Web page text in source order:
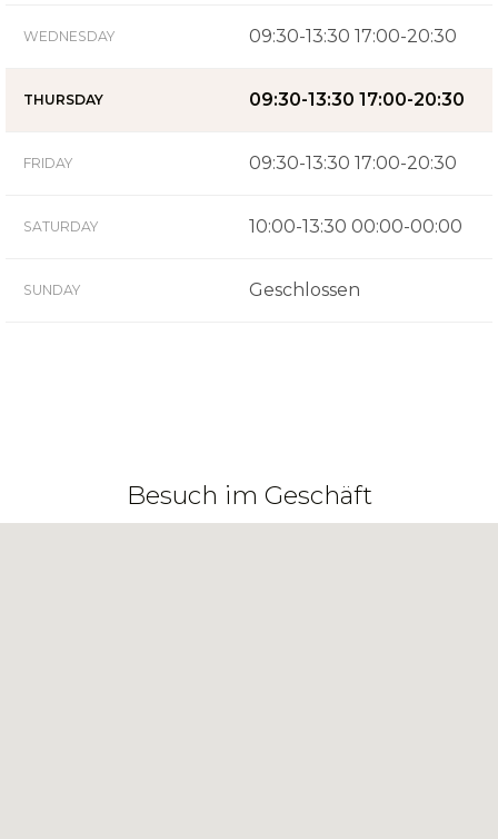
WEDNESDAY 09:30-13:30 17:00-20:30
THURSDAY 09:30-13:30 17:00-20:30
FRIDAY 09:30-13:30 17:00-20:30
SATURDAY 10:00-13:30 00:00-00:00
SUNDAY Geschlossen
Besuch im Geschäft